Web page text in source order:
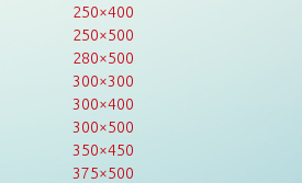
250×400
250×500
280×500
300×300
300×400
300×500
350×450
375×500